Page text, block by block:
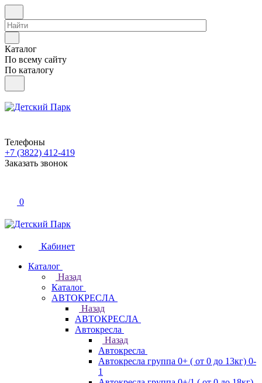
Каталог
По всему сайту
По каталогу
Телефоны
+7 (3822) 412-419
Заказать звонок
0
Кабинет
Каталог
Назад
Каталог
АВТОКРЕСЛА
Назад
АВТОКРЕСЛА
Автокресла
Назад
Автокресла
Автокресла группа 0+ ( от 0 до 13кг) 0-
1